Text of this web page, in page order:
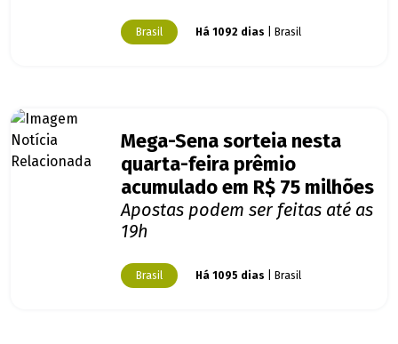
Brasil Há 1092 dias | Brasil
Mega-Sena sorteia nesta
quarta-feira prêmio
acumulado em R$ 75 milhões
Apostas podem ser feitas até as
19h
Brasil Há 1095 dias | Brasil